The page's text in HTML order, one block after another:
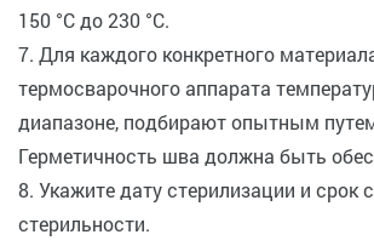
150 °С до 230 °С.
7. Для каждого конкретного
термосварочного аппарата
диапазоне, подбирают опытным
Герметичность шва должна быть
8. Укажите дату стерилизации и срок
стерильности.